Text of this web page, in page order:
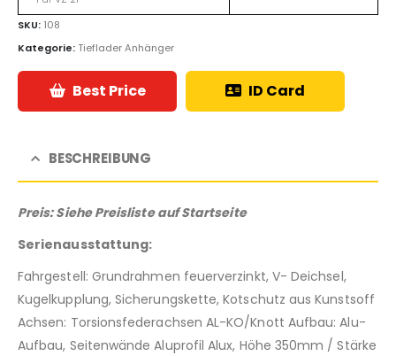
SKU: 108
Kategorie:Tieflader Anhänger
Best Price ID Card
BESCHREIBUNG
Preis: Siehe Preisliste auf Startseite
Serienausstattung:
Fahrgestell: Grundrahmen feuerverzinkt, V- Deichsel,
Kugelkupplung, Sicherungskette, Kotschutz aus Kunstsoff
Achsen: Torsionsfederachsen AL-KO/Knott Aufbau: Alu-
Aufbau, Seitenwände Aluprofil Alux, Höhe 350mm / Stärke